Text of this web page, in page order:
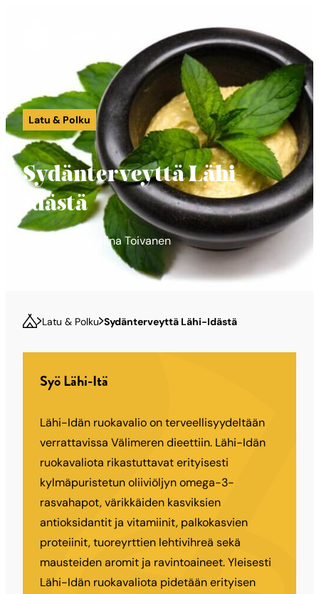
Latu & Polku
Sydänterveyttä Lähi-
Idästä
30.5.2018 | Pauliina Toivanen
Latu & Polku Sydänterveyttä Lähi-Idästä
Syö Lähi-Itä
Lähi-Idän ruokavalio on terveellisyydeltään
verrattavissa Välimeren dieettiin. Lähi-Idän
ruokavaliota rikastuttavat erityisesti
kylmäpuristetun oliiviöljyn omega-3-
rasvahapot, värikkäiden kasviksien
antioksidantit ja vitamiinit, palkokasvien
proteiinit, tuoreyrttien lehtivihreä sekä
mausteiden aromit ja ravintoaineet. Yleisesti
Lähi-Idän ruokavaliota pidetään erityisen